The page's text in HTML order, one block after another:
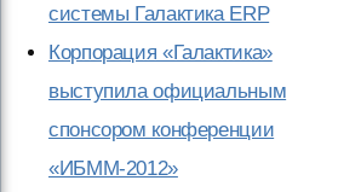
системы Галактика ERP
Корпорация «Галактика»
выступила официальным
спонсором конференции
«ИБММ-2012»